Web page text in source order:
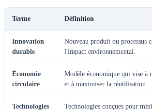
Terme Définition
Innovation
durable
Nouveau produit ou processus
l'impact environnemental.
Économie
circulaire
Modèle économique qui vise à
et à maximiser la réutilisation.
Technologies
Technologies conçues pour